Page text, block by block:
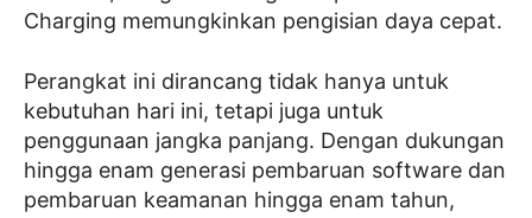
Charging memungkinkan pengisian daya cepat.
Perangkat ini dirancang tidak hanya untuk
kebutuhan hari ini, tetapi juga untuk
penggunaan jangka panjang. Dengan dukungan
hingga enam generasi pembaruan software dan
pembaruan keamanan hingga enam tahun,